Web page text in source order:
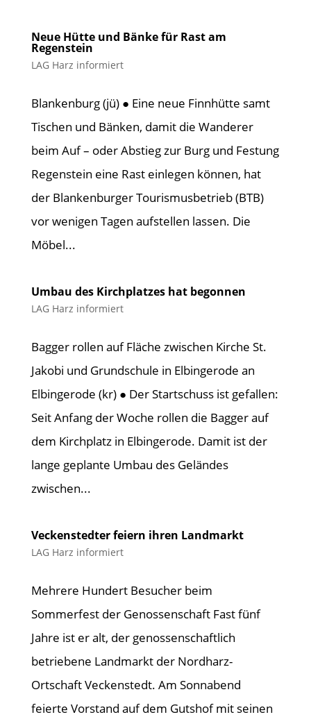
Neue Hütte und Bänke für Rast am
Regenstein
LAG Harz informiert
Blankenburg (jü) ● Eine neue Finnhütte samt
Tischen und Bänken, damit die Wanderer
beim Auf – oder Abstieg zur Burg und Festung
Regenstein eine Rast einlegen können, hat
der Blankenburger Tourismusbetrieb (BTB)
vor wenigen Tagen aufstellen lassen. Die
Möbel...
Umbau des Kirchplatzes hat begonnen
LAG Harz informiert
Bagger rollen auf Fläche zwischen Kirche St.
Jakobi und Grundschule in Elbingerode an
Elbingerode (kr) ● Der Startschuss ist gefallen:
Seit Anfang der Woche rollen die Bagger auf
dem Kirchplatz in Elbingerode. Damit ist der
lange geplante Umbau des Geländes
zwischen...
Veckenstedter feiern ihren Landmarkt
LAG Harz informiert
Mehrere Hundert Besucher beim
Sommerfest der Genossenschaft Fast fünf
Jahre ist er alt, der genossenschaftlich
betriebene Landmarkt der Nordharz-
Ortschaft Veckenstedt. Am Sonnabend
feierte Vorstand auf dem Gutshof mit seinen